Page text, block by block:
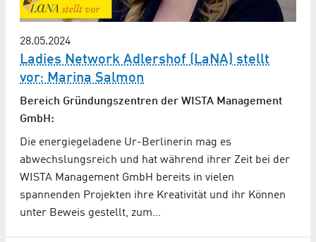
28.05.2024
Ladies Network Adlershof (LaNA) stellt
vor: Marina Salmon
Bereich Gründungszentren der WISTA Management
GmbH:
Die energiegeladene Ur-Berlinerin mag es
abwechslungsreich und hat während ihrer Zeit bei der
WISTA Management GmbH bereits in vielen
spannenden Projekten ihre Kreativität und ihr Können
unter Beweis gestellt, zum…